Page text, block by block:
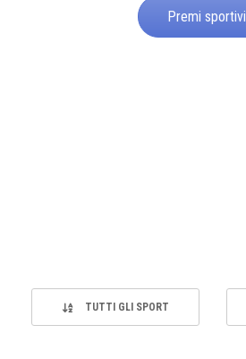
Premi sportivi
TUTTI GLI SPORT